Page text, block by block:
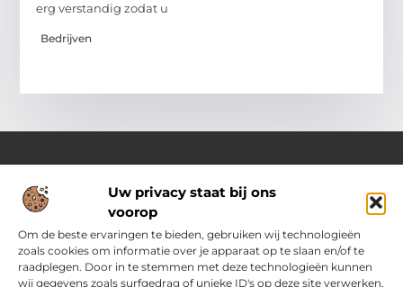
Uw privacy staat bij ons
voorop
Om de beste ervaringen te bieden, gebruiken wij technologieën
zoals cookies om informatie over je apparaat op te slaan en/of te
raadplegen. Door in te stemmen met deze technologieën kunnen
wij gegevens zoals surfgedrag of unieke ID's op deze site verwerken.
erg verstandig zodat u
Bedrijven
Over Pass4sure.nl
Jouw bron voor slimme inzichten en praktische tips
Verken een gevarieerd aanbod aan blogs en artikelen die je
dagelijks ondersteunen met bruikbare adviezen, slimme
strategieën en verrassende perspectieven om het beste uit
jezelf.